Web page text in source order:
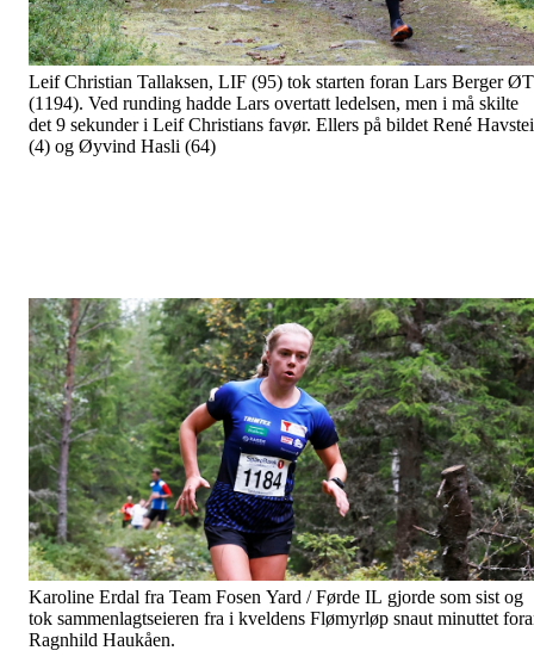
Leif Christian Tallaksen, LIF (95) tok starten foran Lars Berger
(1194). Ved runding hadde Lars overtatt ledelsen, men i må skilte
det 9 sekunder i Leif Christians favør. Ellers på bildet René
(4) og Øyvind Hasli (64)
Karoline Erdal fra Team Fosen Yard / Førde IL gjorde som sist og
tok sammenlagtseieren fra i kveldens Flømyrløp snaut minuttet
Ragnhild Haukåen.